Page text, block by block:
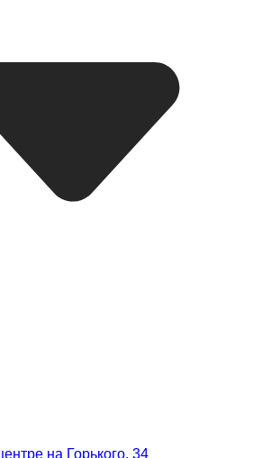
на Горького, 34